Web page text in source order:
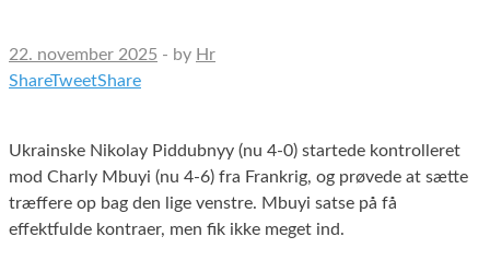
22. november 2025 - by Hr
ShareTweetShare
Ukrainske Nikolay Piddubnyy (nu 4-0) startede kontrolleret
mod Charly Mbuyi (nu 4-6) fra Frankrig, og prøvede at sætte
træffere op bag den lige venstre. Mbuyi satse på få
effektfulde kontraer, men fik ikke meget ind.